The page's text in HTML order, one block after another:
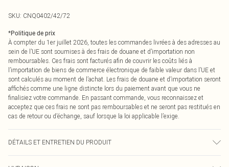
SKU: CNQ0402/42/72
*Politique de prix
À compter du 1er juillet 2026, toutes les commandes livrées à des adresses au
sein de l’UE sont soumises à des frais de douane et d’importation non
remboursables. Ces frais sont facturés afin de couvrir les coûts liés à
l’importation de biens de commerce électronique de faible valeur dans l’UE et
sont calculés au moment de l’achat. Les frais de douane et d’importation seront
affichés comme une ligne distincte lors du paiement avant que vous ne
finalisiez votre commande. En passant commande, vous reconnaissez et
acceptez que ces frais ne sont pas remboursables et ne seront pas restitués en
cas de retour ou d’échange, sauf lorsque la loi applicable l’exige.
DÉTAILS ET ENTRETIEN DU PRODUIT